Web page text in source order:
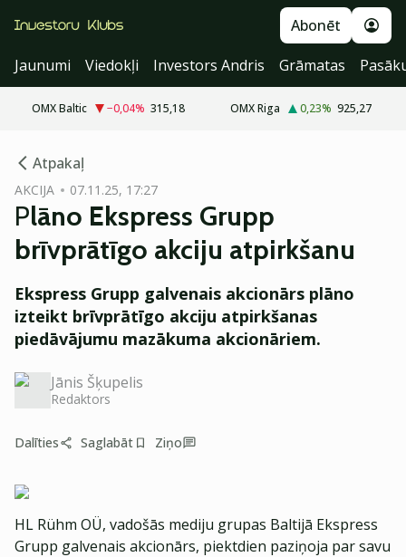
Abonēt
Jaunumi
Viedokļi Investors Andris Grāmatas
OMX Baltic −0,04% 315,18 OMX Riga 0,23% 925,27
Atpakaļ
AKCIJA 07.11.25, 17:27
Plāno Ekspress Grupp
brīvprātīgo akciju atpirkšanu
Ekspress Grupp galvenais akcionārs plāno
izteikt brīvprātīgo akciju atpirkšanas
piedāvājumu mazākuma akcionāriem.
Jānis Šķupelis
Redaktors
Dalīties Saglabāt Ziņo
HL Rühm OÜ, vadošās mediju grupas Baltijā Ekspress
Grupp galvenais akcionārs, piektdien paziņoja par savu